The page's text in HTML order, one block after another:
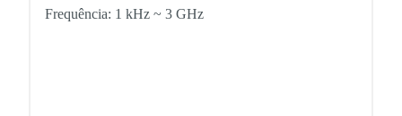
Frequência: 1 kHz ~ 3 GHz